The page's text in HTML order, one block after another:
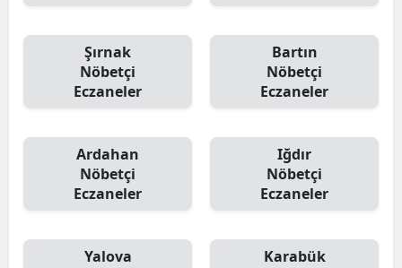
Şırnak
Nöbetçi
Eczaneler
Bartın
Nöbetçi
Eczaneler
Ardahan
Nöbetçi
Eczaneler
Iğdır
Nöbetçi
Eczaneler
Yalova
Karabük